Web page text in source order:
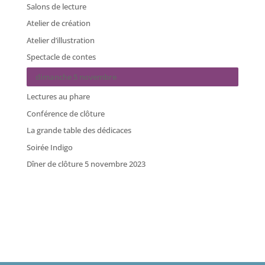
Salons de lecture
Atelier de création
Atelier d’illustration
Spectacle de contes
dimanche 5 novembre
Lectures au phare
Conférence de clôture
La grande table des dédicaces
Soirée Indigo
Dîner de clôture 5 novembre 2023